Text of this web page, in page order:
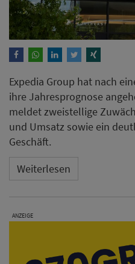
Expedia Group hat nach
ihre Jahresprognose
meldet zweistellige
und Umsatz sowie ein
Geschäft.
Weiterlesen
ANZEIGE